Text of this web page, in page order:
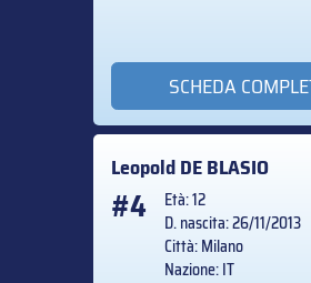
SCHEDA
LeopoldDE BLASIO
#4
Età: 12
D. nascita: 26/11/2013
Città: Milano
Nazione: IT